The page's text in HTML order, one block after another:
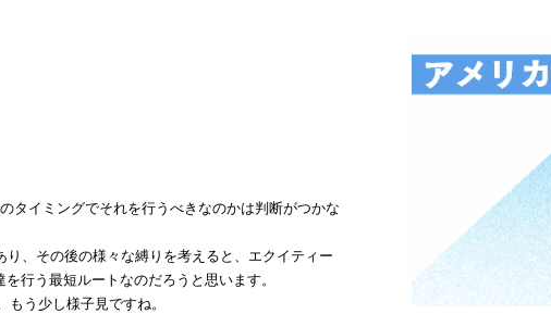
タイミングでそれを行うべきなのかは判断がつかな
、その後の様々な縛りを考えると、エクイティー
行う最短ルートなのだろうと思います。
う少し様子見ですね。